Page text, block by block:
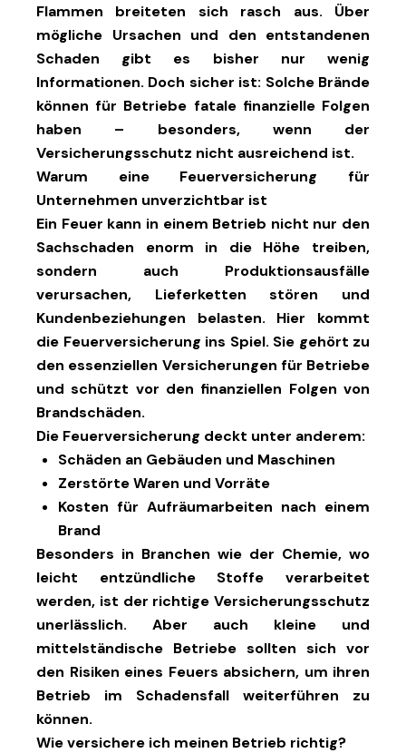
Flammen breiteten sich rasch aus. Über
mögliche Ursachen und den entstandenen
Schaden gibt es bisher nur wenig
Informationen. Doch sicher ist: Solche Brände
können für Betriebe fatale finanzielle Folgen
haben – besonders, wenn der
Versicherungsschutz nicht ausreichend ist.
Warum eine Feuerversicherung für
Unternehmen unverzichtbar ist
Ein Feuer kann in einem Betrieb nicht nur den
Sachschaden enorm in die Höhe treiben,
sondern auch Produktionsausfälle
verursachen, Lieferketten stören und
Kundenbeziehungen belasten. Hier kommt
die Feuerversicherung ins Spiel. Sie gehört zu
den essenziellen Versicherungen für Betriebe
und schützt vor den finanziellen Folgen von
Brandschäden.
Die Feuerversicherung deckt unter anderem:
Schäden an Gebäuden und Maschinen
Zerstörte Waren und Vorräte
Kosten für Aufräumarbeiten nach einem
Brand
Besonders in Branchen wie der Chemie, wo
leicht entzündliche Stoffe verarbeitet
werden, ist der richtige Versicherungsschutz
unerlässlich. Aber auch kleine und
mittelständische Betriebe sollten sich vor
den Risiken eines Feuers absichern, um ihren
Betrieb im Schadensfall weiterführen zu
können.
Wie versichere ich meinen Betrieb richtig?